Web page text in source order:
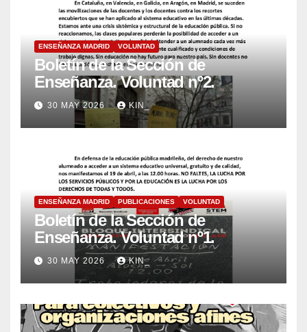
ENSEÑANZA MADRID VOLUNTAD
Boletín de la Sección de
Enseñanza. Voluntad nº2.
30 MAY 2026 KIN_
ENSEÑANZA MADRID PUBLICACIONES VOLUNTAD
Boletín de la Sección de
Enseñanza. Voluntad nº1.
30 MAY 2026 KIN_